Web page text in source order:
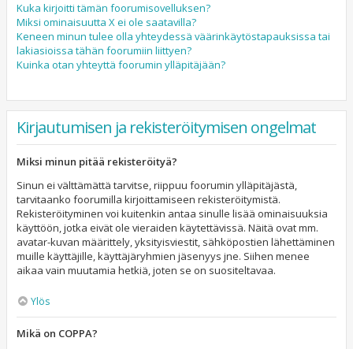
Kuka kirjoitti tämän foorumisovelluksen?
Miksi ominaisuutta X ei ole saatavilla?
Keneen minun tulee olla yhteydessä väärinkäytöstapauksissa tai
lakiasioissa tähän foorumiin liittyen?
Kuinka otan yhteyttä foorumin ylläpitäjään?
Kirjautumisen ja rekisteröitymisen ongelmat
Miksi minun pitää rekisteröityä?
Sinun ei välttämättä tarvitse, riippuu foorumin ylläpitäjästä,
tarvitaanko foorumilla kirjoittamiseen rekisteröitymistä.
Rekisteröityminen voi kuitenkin antaa sinulle lisää ominaisuuksia
käyttöön, jotka eivät ole vieraiden käytettävissä. Näitä ovat mm.
avatar-kuvan määrittely, yksityisviestit, sähköpostien lähettäminen
muille käyttäjille, käyttäjäryhmien jäsenyys jne. Siihen menee
aikaa vain muutamia hetkiä, joten se on suositeltavaa.
Ylös
Mikä on COPPA?